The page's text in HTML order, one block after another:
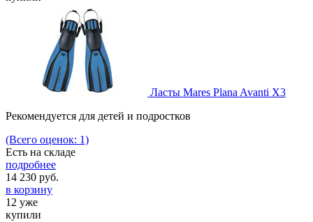
Ласты Mares Plana Avanti X3
Рекомендуется для детей и подростков
(Всего оценок: 1)
Есть на складе
подробнее
14 230 руб.
в корзину
12 уже
купили